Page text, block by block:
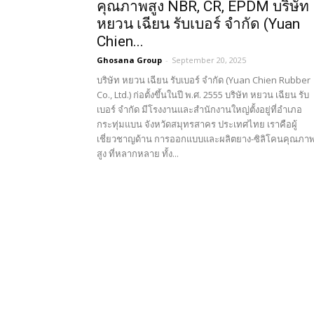
คุณภาพสูง NBR, CR, EPDM บริษัท
หยวน เฉียน รับเบอร์ จำกัด (Yuan
Chien...
Ghosana Group - September 20, 2025
บริษัท หยวน เฉียน รับเบอร์ จำกัด (Yuan Chien Rubber
Co., Ltd.) ก่อตั้งขึ้นในปี พ.ศ. 2555 บริษัท หยวน เฉียน รับ
เบอร์ จำกัด มีโรงงานและสำนักงานใหญ่ตั้งอยู่ที่อำเภอ
กระทุ่มแบน จังหวัดสมุทรสาคร ประเทศไทย เราคือผู้
เชี่ยวชาญด้าน การออกแบบและผลิตยาง-ซิลิโคนคุณภา
สูง ที่หลากหลาย ทั้ง...